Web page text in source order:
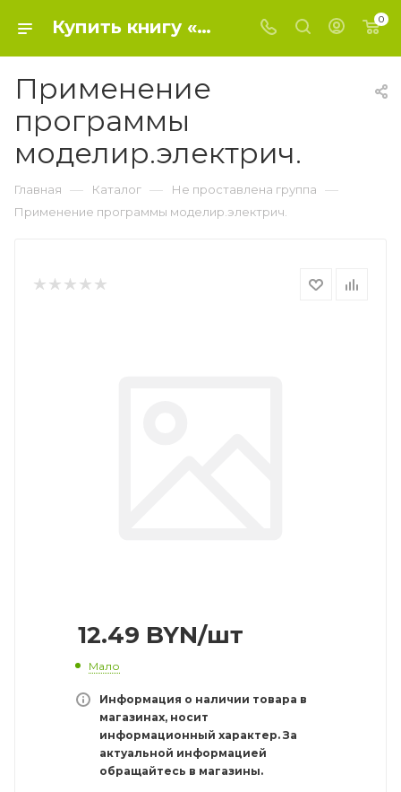
Купить книгу «Применение программы моделир.электрич.» 2020, М.М.Лавриненко - Не проставлена группа 0
Применение
программы
моделир.электрич.
Главная — Каталог — Не проставлена группа —
Применение программы моделир.электрич.
12.49 BYN/шт
Мало
Информация о наличии товара в
магазинах, носит
информационный характер. За
актуальной информацией
обращайтесь в магазины.